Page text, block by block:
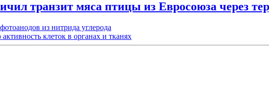
транзит мяса птицы из Евросоюза через
из нитрида углерода
клеток в органах и тканях